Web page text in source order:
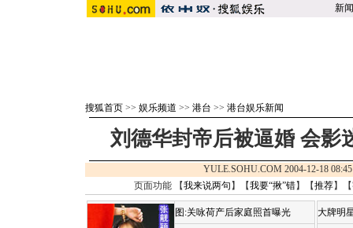
新闻
搜狐首页 >> 娱乐频道 >> 港台 >> 港台娱乐新闻
刘德华封帝后被逼婚 会影
YULE.SOHU.COM 2004-12-18
页面功能 【我来说两句 】【我要“揪”错】【推荐】
图:关咏荷产后家庭照首曝光 大牌明